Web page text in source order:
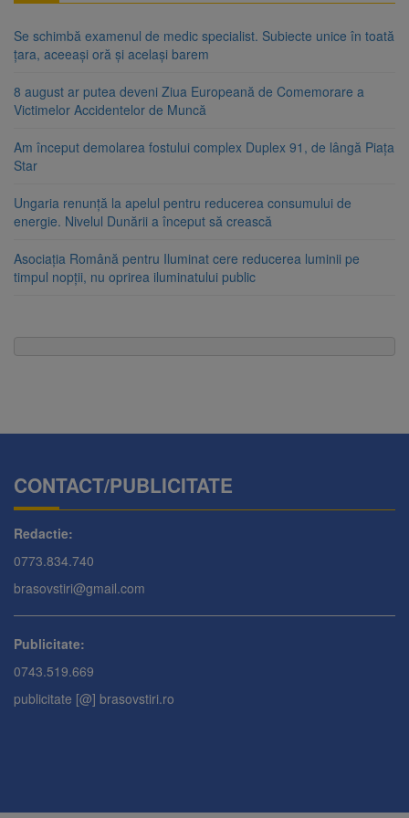
Se schimbă examenul de medic specialist. Subiecte unice în toată
țara, aceeași oră și același barem
8 august ar putea deveni Ziua Europeană de Comemorare a
Victimelor Accidentelor de Muncă
Am început demolarea fostului complex Duplex 91, de lângă Piața
Star
Ungaria renunță la apelul pentru reducerea consumului de
energie. Nivelul Dunării a început să crească
Asociația Română pentru Iluminat cere reducerea luminii pe
timpul nopții, nu oprirea iluminatului public
CONTACT/PUBLICITATE
Redactie:
0773.834.740
brasovstiri@gmail.com
Publicitate:
0743.519.669
publicitate [@] brasovstiri.ro